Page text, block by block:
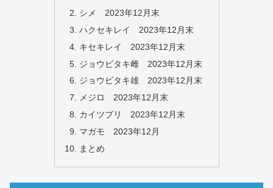
シメ 2023年12月末
ハクセキレイ 2023年12月末
キセキレイ 2023年12月末
ジョウビタキ雌 2023年12月末
ジョウビタキ雄 2023年12月末
メジロ 2023年12月末
カイツブリ 2023年12月末
マガモ 2023年12月
まとめ